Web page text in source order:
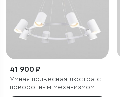
41 900 ₽
Умная подвесная люстра с
поворотным механизмом